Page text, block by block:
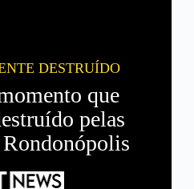
DESTRUÍDO
que
pelas
Rondonópolis